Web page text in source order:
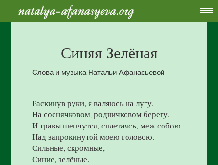
Синяя Зелёная
Слова и музыка Натальи Афанасьевой
Раскинув руки, я валяюсь на лугу.
На соснячковом, родничковом берегу.
И травы шепчутся, сплетаясь, меж собою,
Над запрокинутой моею головою.
Сильные, скромные,
Синие, зелёные.